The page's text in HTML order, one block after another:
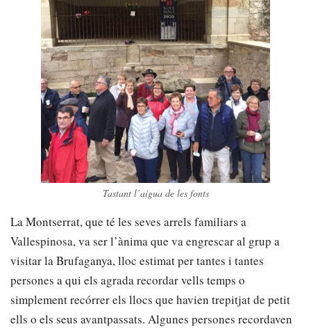
Tastant l’aigua de les fonts
La Montserrat, que té les seves arrels familiars a
Vallespinosa, va ser l’ànima que va engrescar al grup a
visitar la Brufaganya, lloc estimat per tantes i tantes
persones a qui els agrada recordar vells temps o
simplement recórrer els llocs que havien trepitjat de petit
ells o els seus avantpassats. Algunes persones recordaven